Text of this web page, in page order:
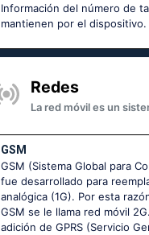
Información del número de
mantienen por el dispositivo.
Redes
La red móvil es un
GSM
GSM (Sistema Global para
fue desarrollado para
analógica (1G). Por esta
GSM se le llama red móvil
adición de GPRS (Servicio